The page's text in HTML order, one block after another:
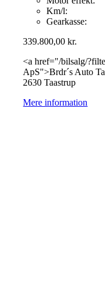
Km/l:
Gearkasse:
339.800,00kr.
<a href="/bilsalg/
ApS">Brdr´s Auto
2630 Taastrup
Mere information